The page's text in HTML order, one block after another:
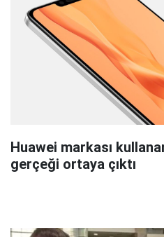
Huawei markası
gerçeği ortaya çıktı